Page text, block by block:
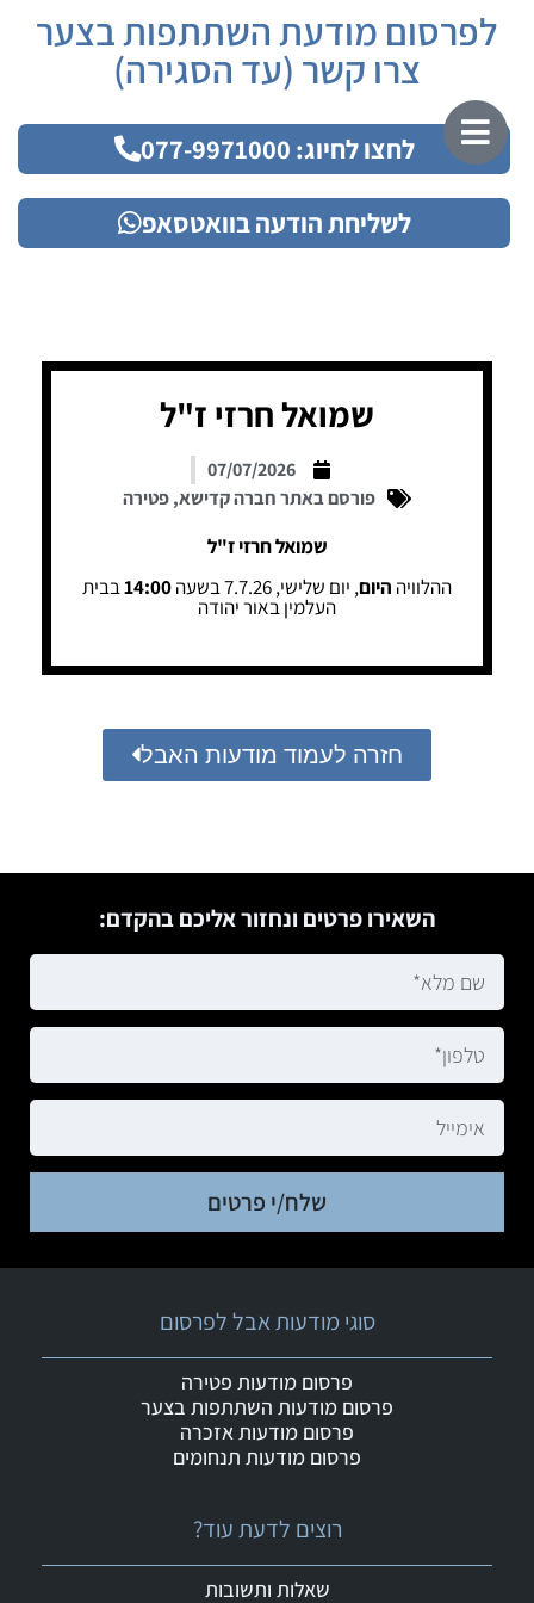
לפרסום מודעת השתתפות בצער
צרו קשר (עד הסגירה)
לחצו לחיוג: 077-9971000
לשליחת הודעה בוואטסאפ
שמואל חרזי ז"ל
07/07/2026
פורסם באתר חברה קדישא,פטירה
שמואל חרזי ז"ל
ההלוויה היום, יום שלישי, 7.7.26 בשעה 14:00בבית
העלמין באור יהודה
חזרה לעמוד מודעות האבל
השאירו פרטים ונחזור אליכם בהקדם:
שלח/י פרטים
רוצים לדעת עוד?
שאלות ותשובות
סוגי מודעות אבל לפרסום
פרסום מודעות פטירה
פרסום מודעות השתתפות בצער
פרסום מודעות אזכרה
פרסום מודעות תנחומים